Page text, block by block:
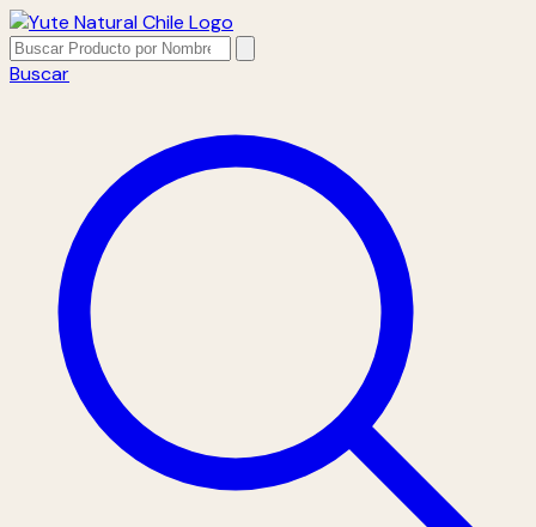
Buscar